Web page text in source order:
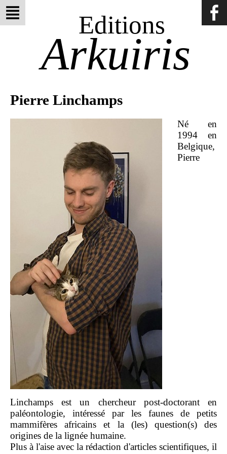
Editions
Arkuiris
Pierre Linchamps
Né en
1994 en
Belgique,
Pierre
Linchamps est un chercheur post-doctorant en
paléontologie, intéressé par les faunes de petits
mammifères africains et la (les) question(s) des
origines de la lignée humaine.
Plus à l'aise avec la rédaction d'articles scientifiques, il